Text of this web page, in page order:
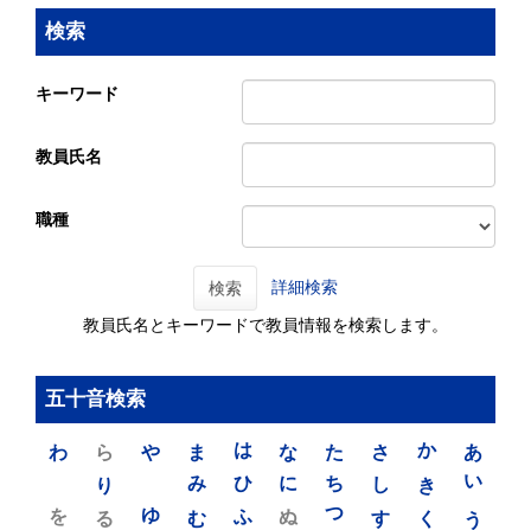
検索
キーワード
教員氏名
職種
検索 詳細検索
教員氏名とキーワードで教員情報を検索します。
五十音検索
あ
い
う
か
き
く
さ
し
す
た
ち
つ
な
に
ぬ
は
ひ
ふ
ま
み
む
や
ゆ
ら
り
る
わ
を